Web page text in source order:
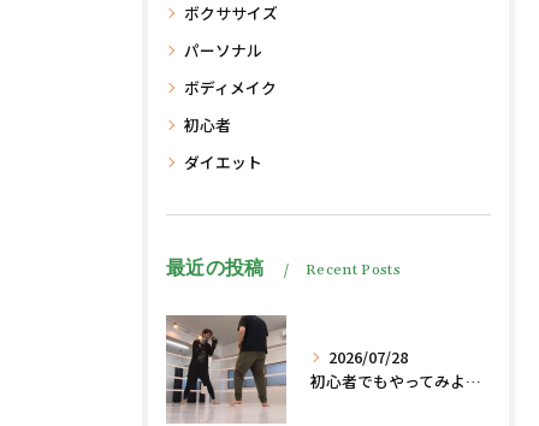
ボクササイズ
パーソナル
ボディメイク
初心者
ダイエット
最近の投稿 Recent Posts
2026/07/28
初心者でもやってみよう、格闘技でダイエット脂肪燃焼🔥